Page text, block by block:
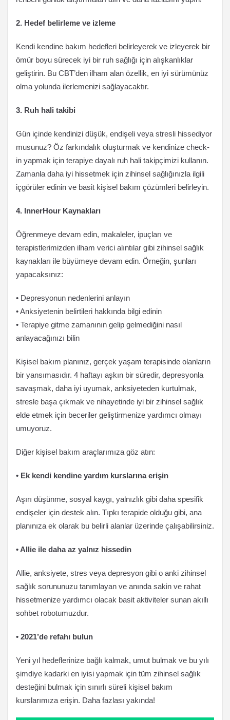
2. Hedef belirleme ve izleme
Kendi kendine bakım hedefleri belirleyerek ve izleyerek bir
ömür boyu sürecek iyi bir ruh sağlığı için alışkanlıklar
geliştirin. Bu CBT’den ilham alan özellik, en iyi sürümünüz
olma yolunda ilerlemenizi sağlayacaktır.
3. Ruh hali takibi
Gün içinde kendinizi düşük, endişeli veya stresli hissediyor
musunuz? Öz farkındalık oluşturmak ve kendinize check-
in yapmak için terapiye dayalı ruh hali takipçimizi kullanın.
Zamanla daha iyi hissetmek için zihinsel sağlığınızla ilgili
içgörüler edinin ve basit kişisel bakım çözümleri belirleyin.
4. InnerHour Kaynakları
Öğrenmeye devam edin, makaleler, ipuçları ve
terapistlerimizden ilham verici alıntılar gibi zihinsel sağlık
kaynakları ile büyümeye devam edin. Örneğin, şunları
yapacaksınız:
• Depresyonun nedenlerini anlayın
• Anksiyetenin belirtileri hakkında bilgi edinin
• Terapiye gitme zamanının gelip gelmediğini nasıl
anlayacağınızı bilin
Kişisel bakım planınız, gerçek yaşam terapisinde olanların
bir yansımasıdır. 4 haftayı aşkın bir süredir, depresyonla
savaşmak, daha iyi uyumak, anksiyeteden kurtulmak,
stresle başa çıkmak ve nihayetinde iyi bir zihinsel sağlık
elde etmek için beceriler geliştirmenize yardımcı olmayı
umuyoruz.
Diğer kişisel bakım araçlarımıza göz atın:
• Ek kendi kendine yardım kurslarına erişin
Aşırı düşünme, sosyal kaygı, yalnızlık gibi daha spesifik
endişeler için destek alın. Tıpkı terapide olduğu gibi, ana
planınıza ek olarak bu belirli alanlar üzerinde çalışabilirsiniz.
• Allie ile daha az yalnız hissedin
Allie, anksiyete, stres veya depresyon gibi o anki zihinsel
sağlık sorununuzu tanımlayan ve anında sakin ve rahat
hissetmenize yardımcı olacak basit aktiviteler sunan akıllı
sohbet robotumuzdur.
• 2021’de refahı bulun
Yeni yıl hedeflerinize bağlı kalmak, umut bulmak ve bu yılı
şimdiye kadarki en iyisi yapmak için tüm zihinsel sağlık
desteğini bulmak için sınırlı süreli kişisel bakım
kurslarımıza erişin. Daha fazlası yakında!